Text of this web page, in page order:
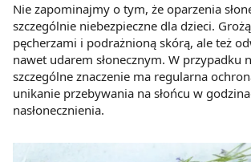
Nie zapominajmy o tym, że oparzenia
szczególnie niebezpieczne dla dzieci.
pęcherzami i podrażnioną skórą, ale też
nawet udarem słonecznym. W przypadku
szczególne znaczenie ma regularna
unikanie przebywania na słońcu w
nasłonecznienia.